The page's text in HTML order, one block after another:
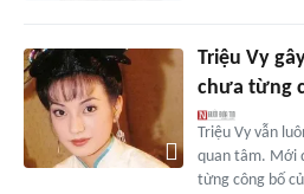
Triệu Vy
chưa từng
Triệu Vy vẫn
quan tâm. Mới
từng công bố